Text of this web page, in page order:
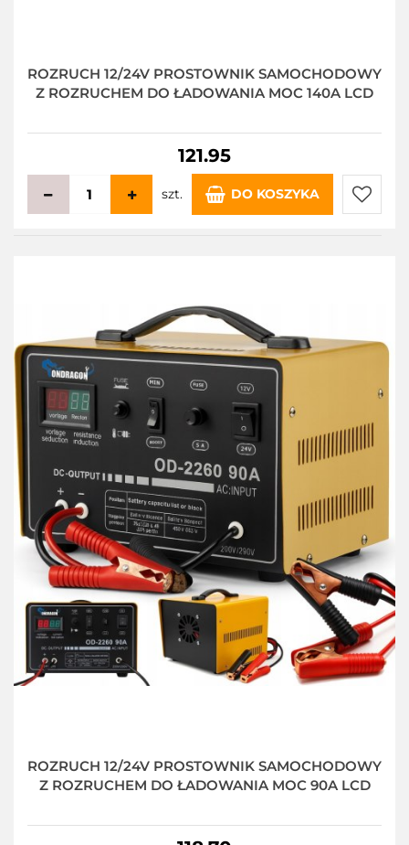
ROZRUCH 12/24V PROSTOWNIK SAMOCHODOWY
Z ROZRUCHEM DO ŁADOWANIA MOC 140A LCD
121.95
szt. DO KOSZYKA
Do
ROZRUCH 12/24V PROSTOWNIK SAMOCHODOWY
Z ROZRUCHEM DO ŁADOWANIA MOC 90A LCD